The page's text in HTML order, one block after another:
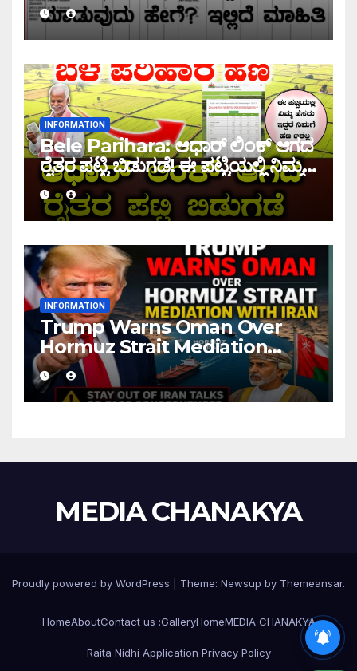
INFORMATION
Bele Parihara: ಆಧಾರ್ ಲಿಂಕ್ ಆಗದ
ರೈತರ ಪಟ್ಟಿ ಬಿಡುಗಡೆ! ಈ ಪಟ್ಟಿಯಲ್ಲಿ ನಿಮ್ಮ
ಹೆಸರು ಇದ್ದರೆ ನಿಮಗೆ ಹಣ ಜಮಾ ಆಗಲ್ಲ !
INFORMATION
Trump Warns Oman Over
Hormuz Strait Mediation
With Iran
MEDIA CHANAKYA
Proudly powered by WordPress Theme: Newsup by Themeansar.
HomeAboutContact us :GalleryHomeMEDIA CHANAKYA
Raita Nidhi Application Privacy Policy